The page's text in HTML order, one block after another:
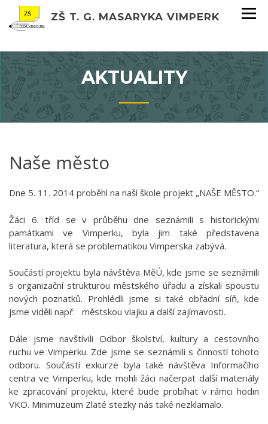
ZŠ T. G. MASARYKA VIMPERK
AKTUALITY
Naše město
Dne 5. 11. 2014 proběhl na naší škole projekt „NAŠE MĚSTO.“
Žáci 6. tříd se v průběhu dne seznámili s historickými
památkami ve Vimperku, byla jim také představena
literatura, která se problematikou Vimperska zabývá.
Součástí projektu byla návštěva MěÚ, kde jsme se seznámili
s organizační strukturou městského úřadu a získali spoustu
nových poznatků. Prohlédli jsme si také obřadní síň, kde
jsme viděli např. městskou vlajku a další zajímavosti.
Dále jsme navštívili Odbor školství, kultury a cestovního
ruchu ve Vimperku. Zde jsme se seznámili s činností tohoto
odboru. Součástí exkurze byla také návštěva Informačího
centra ve Vimperku, kde mohli žáci načerpat další materiály
ke zpracování projektu, které bude probíhat v rámci hodin
VKO. Minimuzeum Zlaté stezky nás také nezklamalo.